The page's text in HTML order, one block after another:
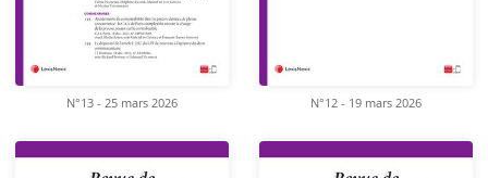
N°13 - 25 mars 2026 N°12 - 19 mars 2026